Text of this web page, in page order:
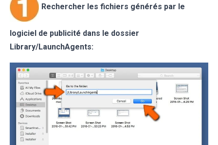
Rechercher les fichiers générés par le
logiciel de publicité dans le dossier
Library/LaunchAgents: